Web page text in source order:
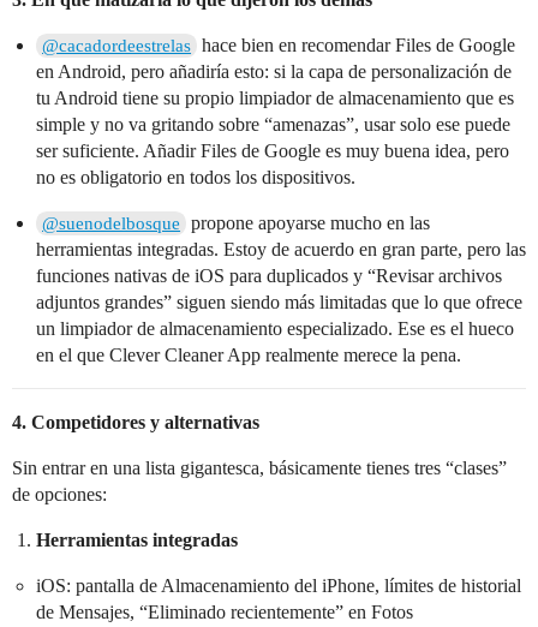
@cacadordeestrelas hace bien en recomendar Files de Google
en Android, pero añadiría esto: si la capa de personalización de
tu Android tiene su propio limpiador de almacenamiento que es
simple y no va gritando sobre “amenazas”, usar solo ese puede
ser suficiente. Añadir Files de Google es muy buena idea, pero
no es obligatorio en todos los dispositivos.
@suenodelbosque
propone apoyarse mucho en las
herramientas integradas. Estoy de acuerdo en gran parte, pero las
funciones nativas de iOS para duplicados y “Revisar archivos
adjuntos grandes” siguen siendo más limitadas que lo que ofrece
un limpiador de almacenamiento especializado. Ese es el hueco
en el que Clever Cleaner App realmente merece la pena.
4. Competidores y alternativas
Sin entrar en una lista gigantesca, básicamente tienes tres “clases”
de opciones:
Herramientas integradas
iOS: pantalla de Almacenamiento del iPhone, límites de historial
de Mensajes, “Eliminado recientemente” en Fotos